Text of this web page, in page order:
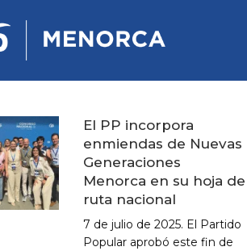
PONENCIA DE ESTRATEGIA
POLÍTICA Y ECONÓMICA
REGLAMENTO DE ORGANIZACIÓN
DOCUMENTOS DEL 12 CONGRESO
INSULAR DE MENORCA
El PP incorpora
enmiendas de Nuevas
Generaciones
Menorca en su hoja de
ruta nacional
7 de julio de 2025. El Partido
Popular aprobó este fin de